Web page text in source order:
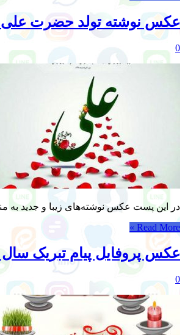
عکس نوشته تولد حضرت
0
در این پست عکس نوشته‌های زیبا و جدید به
Read More »
عکس پروفایل پیام تبریک سال
0